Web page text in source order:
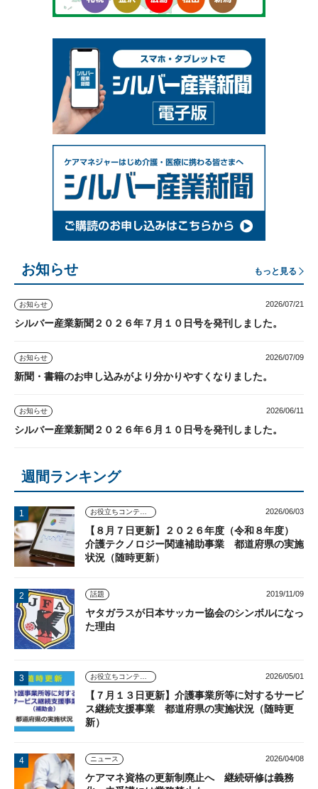
お知らせ もっと見る
お知らせ 2026/07/21
シルバー産業新聞２０２６年７月１０日号を発刊しました。
お知らせ 2026/07/09
新聞・書籍のお申し込みがより分かりやすくなりました。
お知らせ 2026/06/11
シルバー産業新聞２０２６年６月１０日号を発刊しました。
週間ランキング
お役立ちコンテンツ 2026/06/03
【８月７日更新】２０２６年度（令和８年度）
介護テクノロジー関連補助事業 都道府県の実施
状況（随時更新）
話題 2019/11/09
ヤタガラスが日本サッカー協会のシンボルになっ
た理由
お役立ちコンテンツ 2026/05/01
【７月１３日更新】介護事業所等に対するサービ
ス継続支援事業 都道府県の実施状況（随時更
新）
ニュース 2026/04/08
ケアマネ資格の更新制廃止へ 継続研修は義務